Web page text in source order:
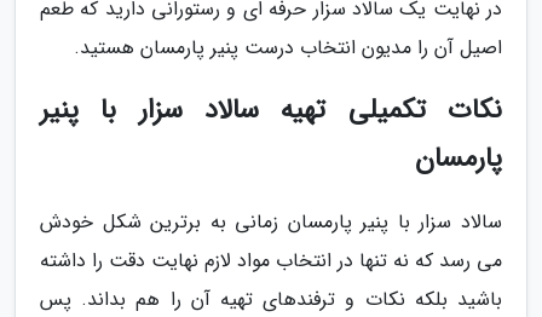
در نهایت یک سالاد سزار حرفه ای و رستورانی دارید که طعم
اصیل آن را مدیون انتخاب درست پنیر پارمسان هستید.
نکات تکمیلی تهیه سالاد سزار با پنیر
پارمسان
سالاد سزار با پنیر پارمسان زمانی به برترین شکل خودش
می رسد که نه تنها در انتخاب مواد لازم نهایت دقت را داشته
باشید بلکه نکات و ترفندهای تهیه آن را هم بداند. پس